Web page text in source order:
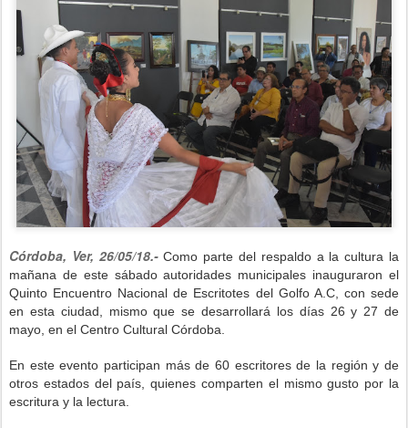
Córdoba, Ver, 26/05/18.- Como parte del respaldo a la cultura la
mañana de este sábado autoridades municipales inauguraron el
Quinto Encuentro Nacional de Escritotes del Golfo A.C, con sede
en esta ciudad, mismo que se desarrollará los días 26 y 27 de
mayo, en el Centro Cultural Córdoba.
En este evento participan más de 60 escritores de la región y de
otros estados del país, quienes comparten el mismo gusto por la
escritura y la lectura.